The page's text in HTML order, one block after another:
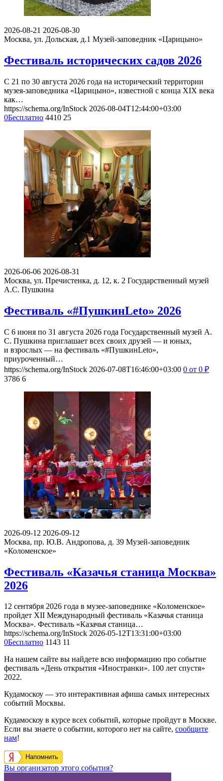
2026-08-21 2026-08-30
Москва, ул. Дольская, д.1 Музей-заповедник «Царицыно»
Фестиваль исторических садов 2026
С 21 по 30 августа 2026 года на исторический территории
музея-заповедника «Царицыно», известной с конца XIX века
как…
https://schema.org/InStock 2026-08-04T12:44:00+03:00
0Бесплатно 4410 25
2026-06-06 2026-08-31
Москва, ул. Пречистенка, д. 12, к. 2 Государственный музей
А.С. Пушкина
Фестиваль «#ПушкинLeto» 2026
С 6 июня по 31 августа 2026 года Государственный музей А.
С. Пушкина приглашает всех своих друзей — и юных,
и взрослых — на фестиваль «#ПушкинLeto»,
приуроченный…
https://schema.org/InStock 2026-07-08T16:46:00+03:00 0 от 0 ₽
3786 6
2026-09-12 2026-09-12
Москва, пр. Ю.В. Андропова, д. 39 Музей-заповедник
«Коломенское»
Фестиваль «Казачья станица Москва»
2026
12 сентября 2026 года в музее-заповеднике «Коломенское»
пройдет XII Международный фестиваль «Казачья станица
Москва». Фестиваль «Казачья станица…
https://schema.org/InStock 2026-05-12T13:31:00+03:00
0Бесплатно 1143 11
На нашем сайте вы найдете всю информацию про событие
фестиваль «День открытия «Иностранки». 100 лет спустя»
2022.
Кудамоскоу — это интерактивная афиша самых интересных
событий Москвы.
Кудамоскоу в курсе всех событий, которые пройдут в Москве.
Если вы знаете о событии, которого нет на сайте, сообщите
нам!
Напомнить
Вы организатор этого события?